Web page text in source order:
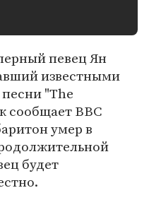
певец Ян
известными
"The
сообщает BBC
умер в
будет